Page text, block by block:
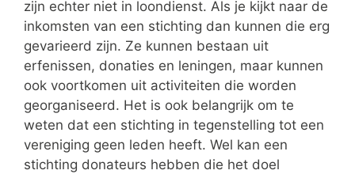
zijn echter niet in loondienst. Als je kijkt naar de
inkomsten van een stichting dan kunnen die erg
gevarieerd zijn. Ze kunnen bestaan uit
erfenissen, donaties en leningen, maar kunnen
ook voortkomen uit activiteiten die worden
georganiseerd. Het is ook belangrijk om te
weten dat een stichting in tegenstelling tot een
vereniging geen leden heeft. Wel kan een
stichting donateurs hebben die het doel